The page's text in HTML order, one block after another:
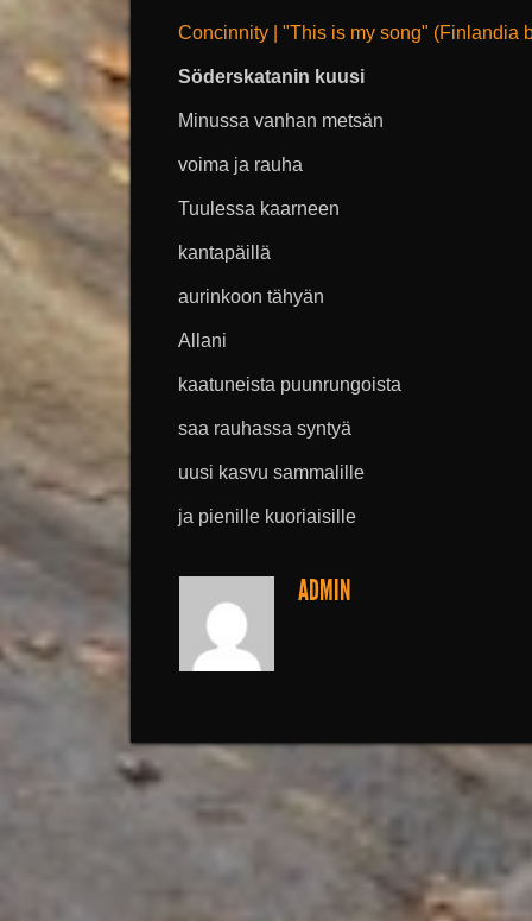
Concinnity | "This is my song" (Finlandia
Söderskatanin kuusi
Minussa vanhan metsän
voima ja rauha
Tuulessa kaarneen
kantapäillä
aurinkoon tähyän
Allani
kaatuneista puunrungoista
saa rauhassa syntyä
uusi kasvu sammalille
ja pienille kuoriaisille
ADMIN